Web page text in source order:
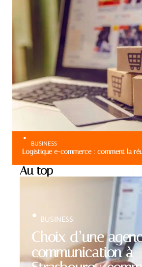
BUSINESS
Logistique e-commerce : comment la
Au top
Choix d’une
communication à
BUSINESS